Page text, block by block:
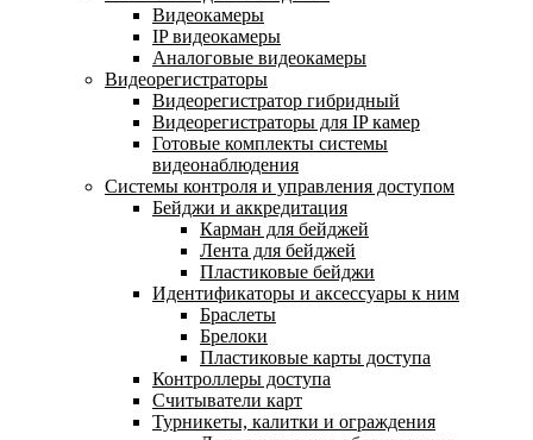
Видеокамеры
IP видеокамеры
Аналоговые видеокамеры
Видеорегистраторы
Видеорегистратор гибридный
Видеорегистраторы для IP камер
Готовые комплекты системы
видеонаблюдения
Системы контроля и управления доступом
Бейджи и аккредитация
Карман для бейджей
Лента для бейджей
Пластиковые бейджи
Идентификаторы и аксессуары к ним
Браслеты
Брелоки
Пластиковые карты доступа
Контроллеры доступа
Считыватели карт
Турникеты, калитки и ограждения